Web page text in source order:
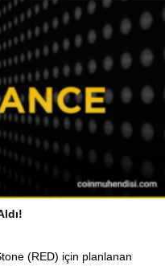
(RED) için planlanan